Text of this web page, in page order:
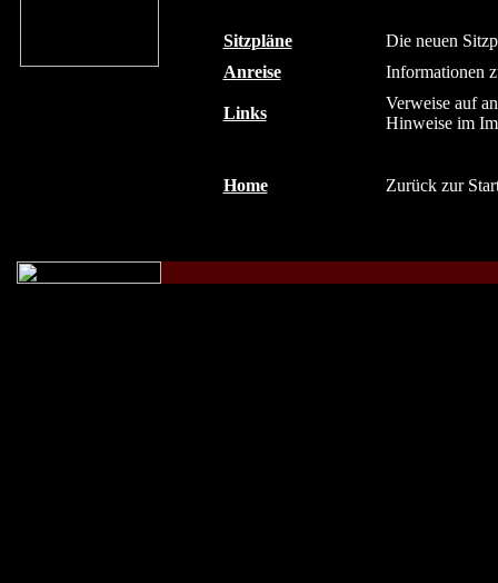
Sitzpläne
Die neuen
Anreise
Informationen
Links
Verweise auf
Hinweise im
Home Zurück zur